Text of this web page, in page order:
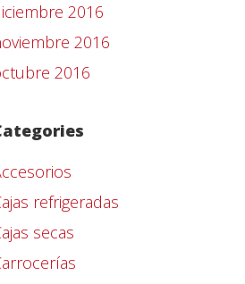
2016
2016
2016
refrigeradas
secas